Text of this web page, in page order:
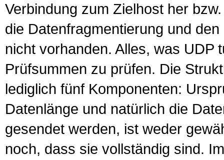
Verbindung zum Zielhost her
die Datenfragmentierung und
nicht vorhanden. Alles, was UDP
Prüfsummen zu prüfen. Die
lediglich fünf Komponenten:
Datenlänge und natürlich die
gesendet werden, ist weder
noch, dass sie vollständig sind.